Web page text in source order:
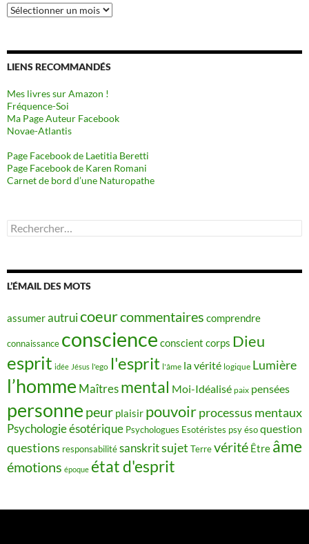
Archives
LIENS RECOMMANDÉS
Mes livres sur Amazon !
Fréquence-Soi
Ma Page Auteur Facebook
Novae-Atlantis
Page Facebook de Laetitia Beretti
Page Facebook de Karen Romani
Carnet de bord d’une Naturopathe
Rechercher :
L’ÉMAIL DES MOTS
assumerautruicoeurcommentaires comprendre
connaissance conscience conscient corps Dieu
esprit idée Jésus l'ego l'esprit l'âme la vérité logique Lumière
l’homme Maîtres mental Moi-Idéalisé paix pensées
personne peur plaisir pouvoirprocessus mentaux
Psychologie ésotérique Psychologues Esotéristes psy ésoquestion
questions responsabilitésanskritsujet Terrevérité Être âme
émotions époque état d'esprit